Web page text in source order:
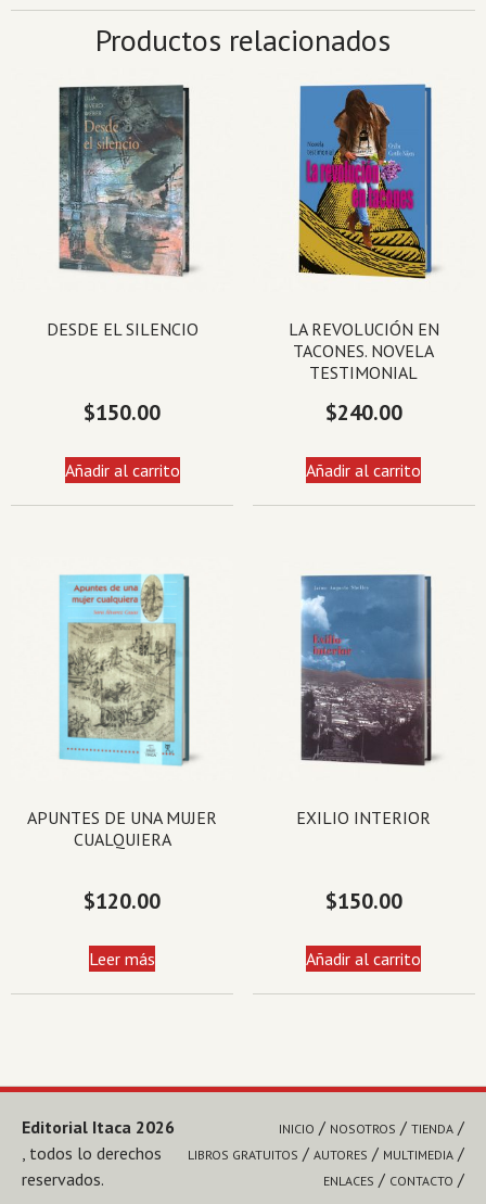
Productos relacionados
DESDE EL SILENCIO
$150.00
Añadir al carrito
LA REVOLUCIÓN EN
TACONES. NOVELA
TESTIMONIAL
$240.00
Añadir al carrito
APUNTES DE UNA MUJER
CUALQUIERA
$120.00
Leer más
EXILIO INTERIOR
$150.00
Añadir al carrito
Editorial Itaca 2026
, todos lo derechos
reservados.
INICIO NOSOTROS
TIENDA
LIBROS GRATUITOS
AUTORES
MULTIMEDIA
ENLACES
CONTACTO